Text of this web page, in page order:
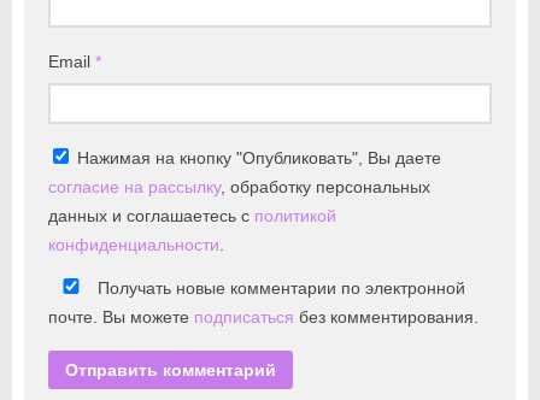
Email *
Нажимая на кнопку "Опубликовать", Вы даете
согласие на рассылку, обработку персональных
данных и соглашаетесь с политикой
конфиденциальности.
Получать новые комментарии по электронной
почте. Вы можете подписаться без комментирования.